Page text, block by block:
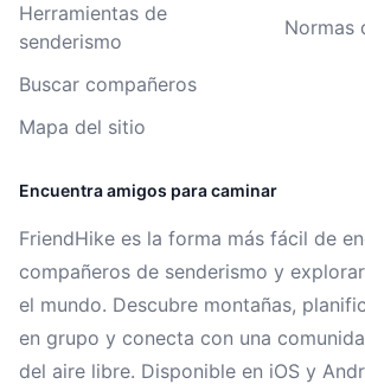
Herramientas de
senderismo
Buscar compañeros
Mapa del sitio
Normas
Encuentra amigos para caminar
FriendHike es la forma más fácil de
compañeros de senderismo y
el mundo. Descubre montañas,
en grupo y conecta con una
del aire libre. Disponible en iOS y